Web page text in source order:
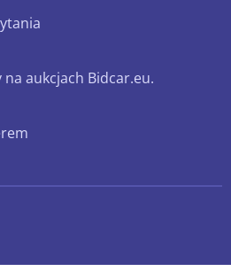
aukcjach Bidcar.eu.